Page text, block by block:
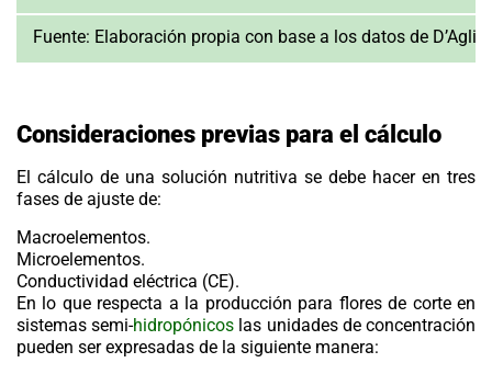
Fuente: Elaboración propia con base a los datos de
Consideraciones previas para el cálculo
El cálculo de una solución nutritiva se debe hacer en tres
fases de ajuste de:
Macroelementos.
Microelementos.
Conductividad eléctrica (CE).
En lo que respecta a la producción para flores de corte en
sistemas semi-hidropónicos las unidades de concentración
pueden ser expresadas de la siguiente manera: